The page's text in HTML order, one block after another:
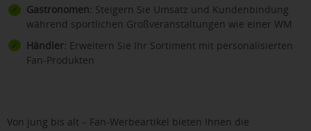
Gastronomen: Steigern Sie Umsatz und Kundenbindung
während sportlichen Großveranstaltungen wie einer WM
Händler: Erweitern Sie Ihr Sortiment mit personalisierten
Fan-Produkten
Von jung bis alt – Fan-Werbeartikel bieten Ihnen die